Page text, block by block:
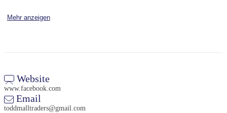
Geschichte und lokalem Charme lädt Todd Mall Traders neugierige
Käufer zum Bummeln und Entdecken ein.
Mehr anzeigen
Website
www.facebook.com
Email
toddmalltraders@gmail.com